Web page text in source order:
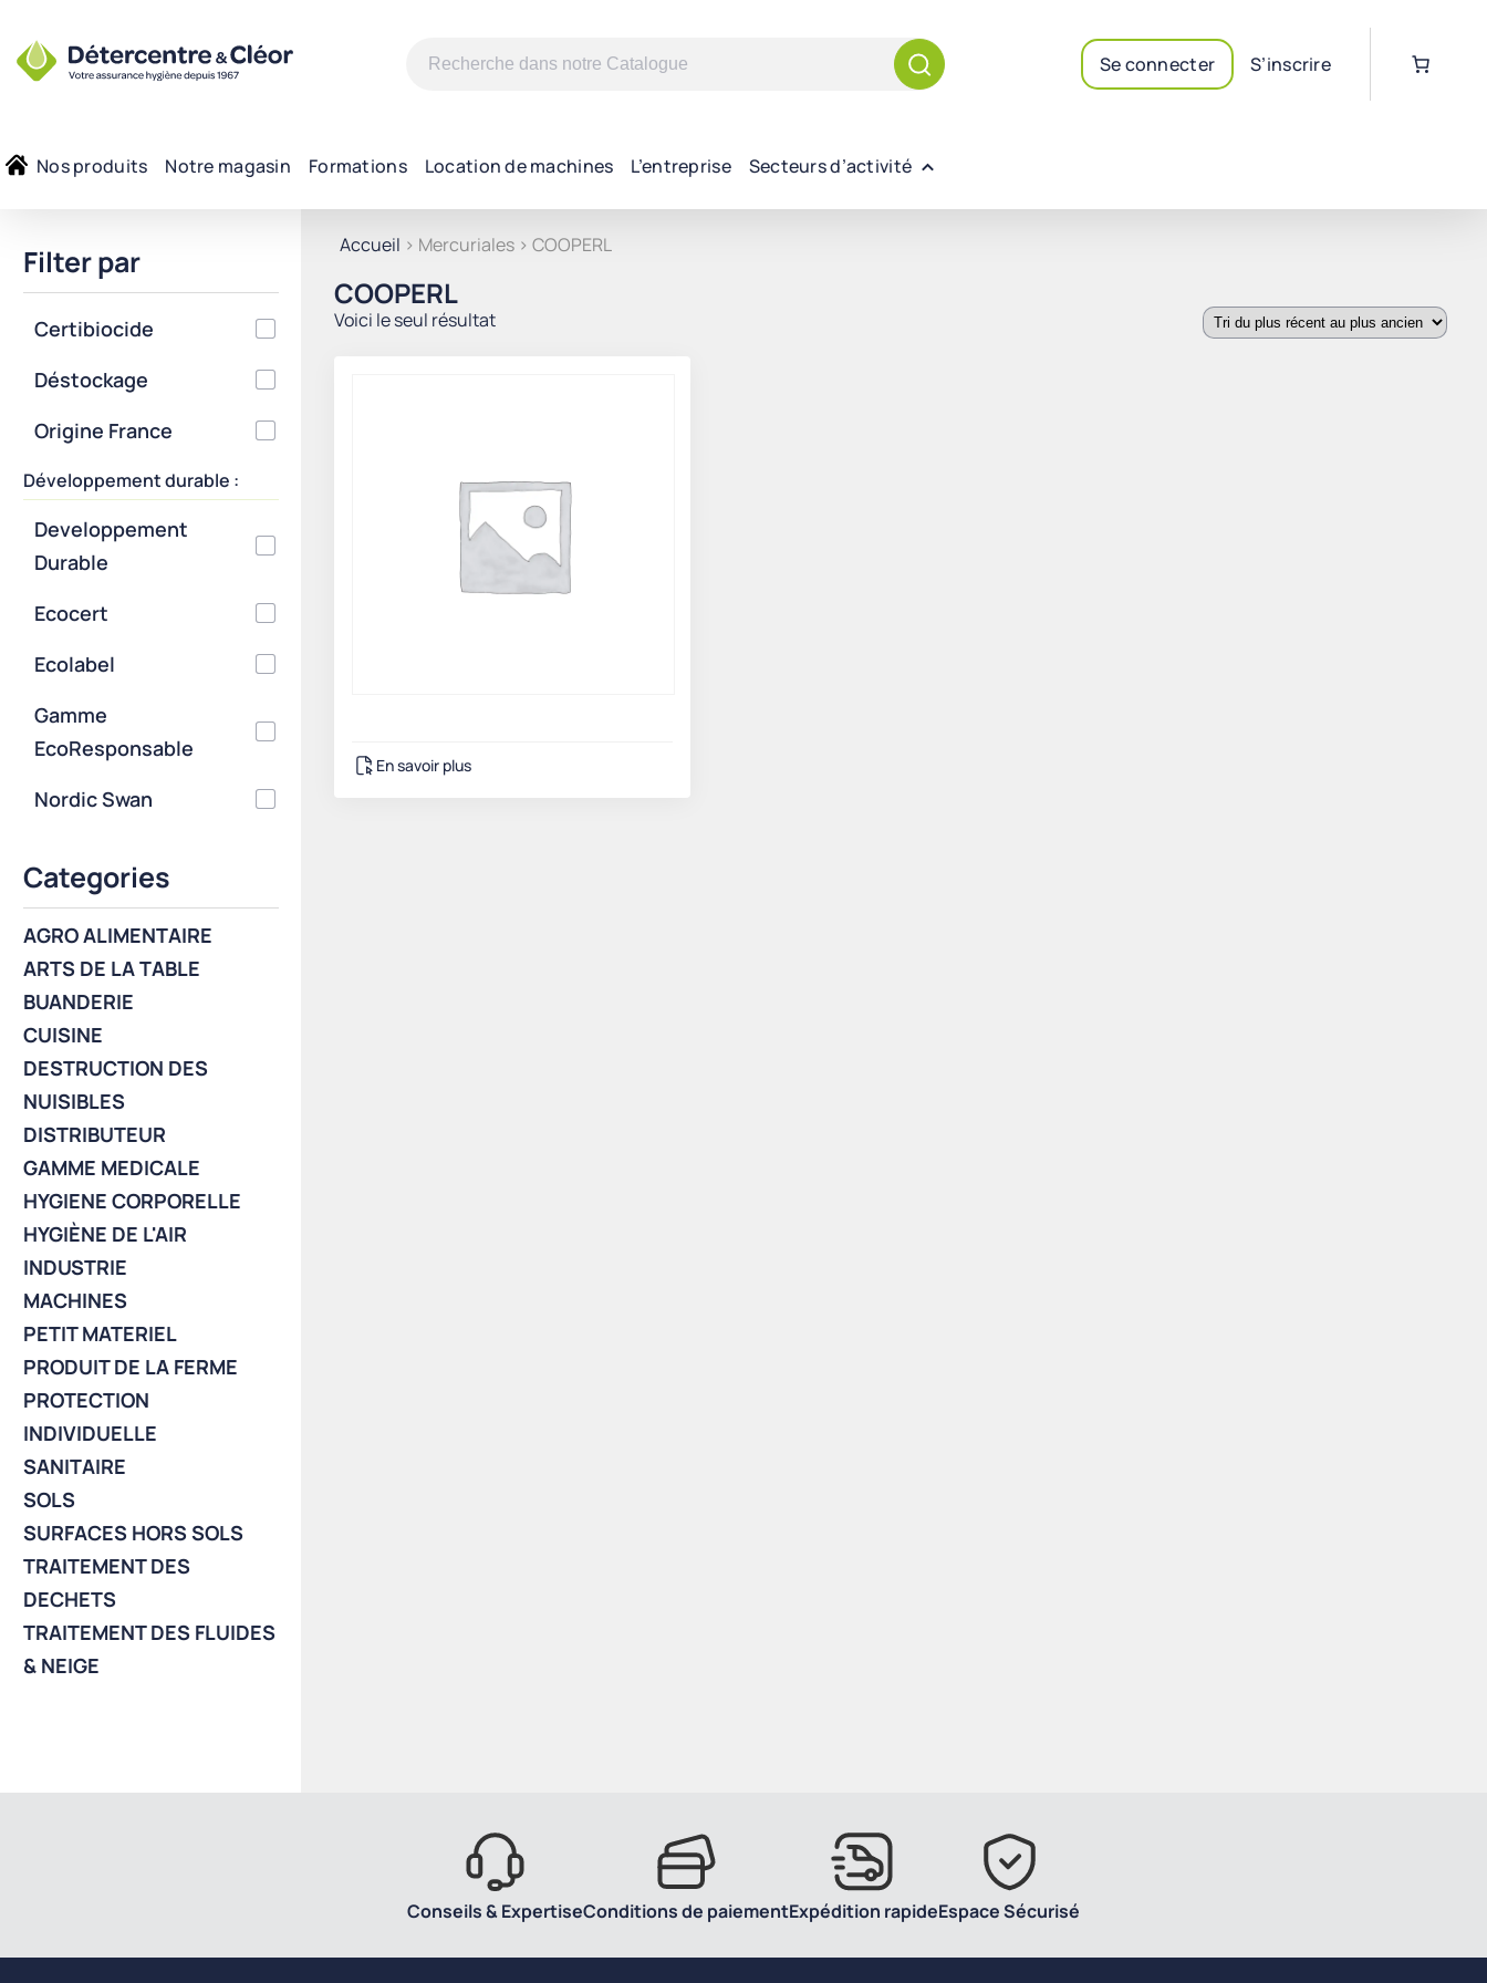
Recherche
Se connecter S’inscrire
Nos produits Notre magasin Formations Location de machines L’entreprise Secteurs d’activité
Accueil > Mercuriales > COOPERL
COOPERL
Voici le seul résultat
En savoir plus
Filter par
Certibiocide
Déstockage
Origine France
Développement durable :
Developpement
Durable
Ecocert
Ecolabel
Gamme
EcoResponsable
Nordic Swan
Categories
AGRO ALIMENTAIRE
ARTS DE LA TABLE
BUANDERIE
CUISINE
DESTRUCTION DES
NUISIBLES
DISTRIBUTEUR
GAMME MEDICALE
HYGIENE CORPORELLE
HYGIÈNE DE L'AIR
INDUSTRIE
MACHINES
PETIT MATERIEL
PRODUIT DE LA FERME
PROTECTION
INDIVIDUELLE
SANITAIRE
SOLS
SURFACES HORS SOLS
TRAITEMENT DES
DECHETS
TRAITEMENT DES FLUIDES
& NEIGE
Conseils & ExpertiseConditions de paiementExpédition rapideEspace Sécurisé